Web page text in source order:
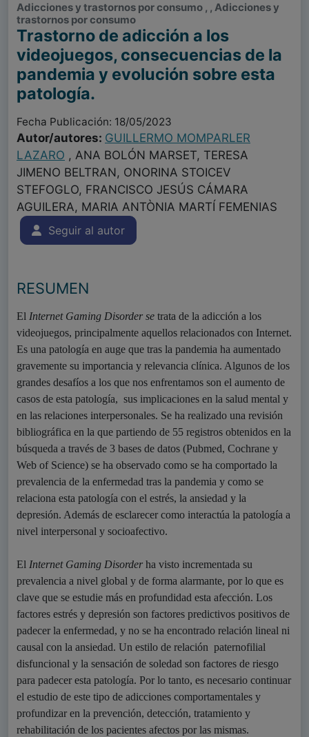
Adicciones y trastornos por consumo , , Adicciones y
trastornos por consumo
Trastorno de adicción a los
videojuegos, consecuencias de la
pandemia y evolución sobre esta
patología.
Fecha Publicación: 18/05/2023
Autor/autores: GUILLERMO MOMPARLER
LAZARO , ANA BOLÓN MARSET, TERESA
JIMENO BELTRAN, ONORINA STOICEV
STEFOGLO, FRANCISCO JESÚS CÁMARA
AGUILERA, MARIA ANTÒNIA MARTÍ FEMENIAS
Seguir al autor
RESUMEN
El Internet Gaming Disorder se trata de la adicción a los
videojuegos, principalmente aquellos relacionados con Internet.
Es una patología en auge que tras la pandemia ha aumentado
gravemente su importancia y relevancia clínica. Algunos de los
grandes desafíos a los que nos enfrentamos son el aumento de
casos de esta patología, sus implicaciones en la salud mental y
en las relaciones interpersonales. Se ha realizado una revisión
bibliográfica en la que partiendo de 55 registros obtenidos en la
búsqueda a través de 3 bases de datos (Pubmed, Cochrane y
Web of Science) se ha observado como se ha comportado la
prevalencia de la enfermedad tras la pandemia y como se
relaciona esta patología con el estrés, la ansiedad y la
depresión. Además de esclarecer como interactúa la patología a
nivel interpersonal y socioafectivo.
El Internet Gaming Disorder ha visto incrementada su
prevalencia a nivel global y de forma alarmante, por lo que es
clave que se estudie más en profundidad esta afección. Los
factores estrés y depresión son factores predictivos positivos de
padecer la enfermedad, y no se ha encontrado relación lineal ni
causal con la ansiedad. Un estilo de relación paternofilial
disfuncional y la sensación de soledad son factores de riesgo
para padecer esta patología. Por lo tanto, es necesario continuar
el estudio de este tipo de adicciones comportamentales y
profundizar en la prevención, detección, tratamiento y
rehabilitación de los pacientes afectos por las mismas.